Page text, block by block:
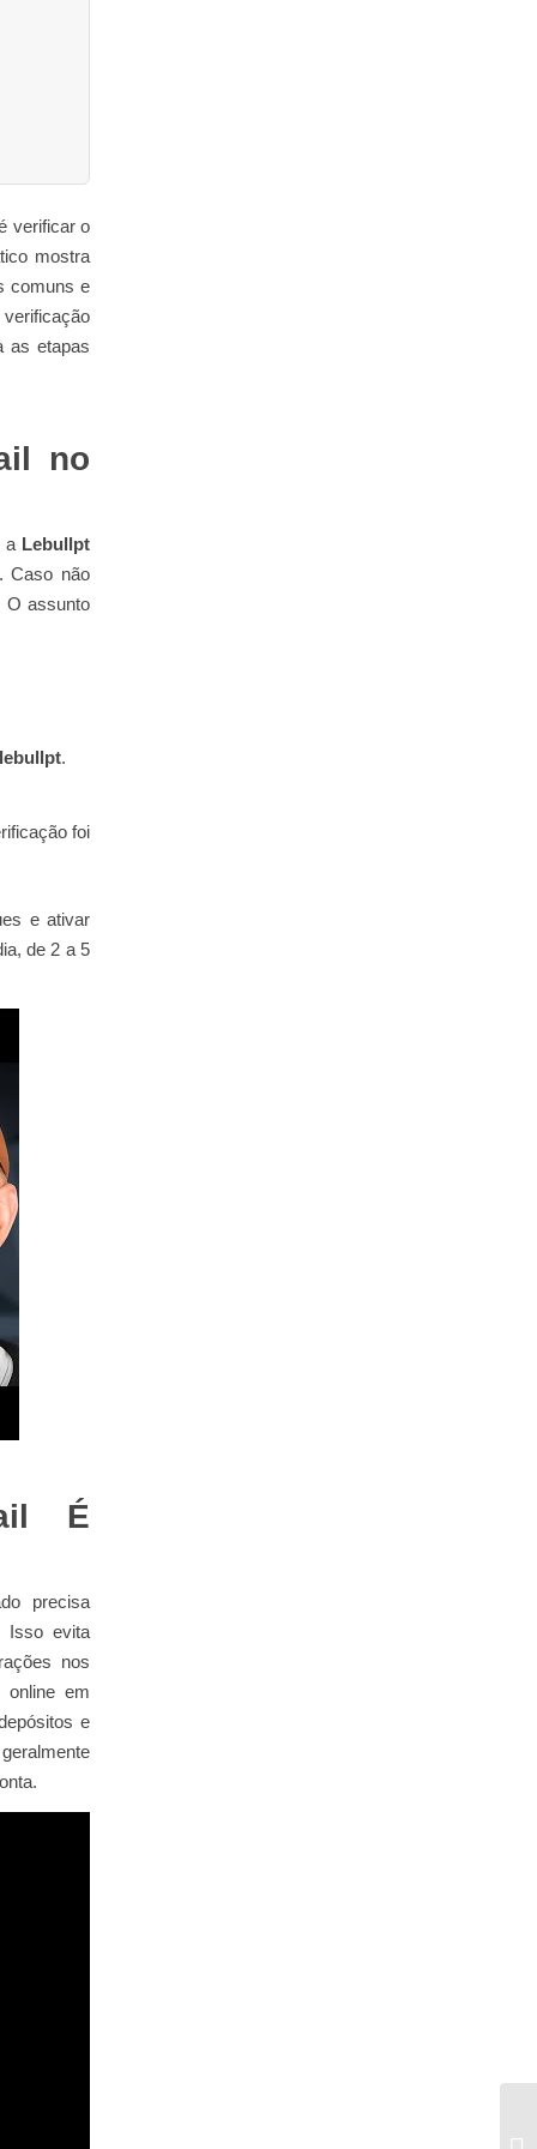
verificar o
mostra
comuns e
as etapas
no
a Lebullpt
Caso não
O assunto
.
foi
e ativar
de 2 a 5
É
precisa
Isso evita
nos
em
e